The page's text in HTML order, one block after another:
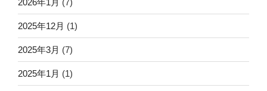
2026年1月 (7)
2025年12月 (1)
2025年3月 (7)
2025年1月 (1)